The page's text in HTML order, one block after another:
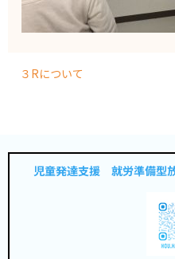
３Rについて
児童発達支援 就労準備型